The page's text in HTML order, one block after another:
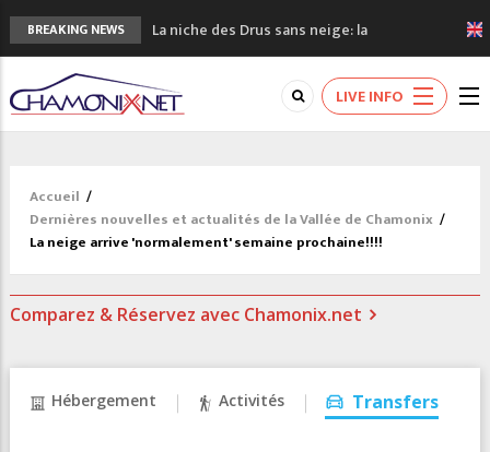
BREAKING NEWS
La niche des Drus sans neige: la
sécheresse en haute montagne
3 bonnes raisons pour visiter le nouveau
Musée du Mont-Blanc
Accidents en montagne: 3 personnes sont
à pied à Chamonix
3eme Chamonix Vallée Classics Festival
LIVE INFO
Accueil /
Dernières nouvelles et actualités de la Vallée de Chamonix /
La neige arrive 'normalement' semaine prochaine!!!!
Comparez & Réservez avec Chamonix.net
Hébergement Activités Transfers